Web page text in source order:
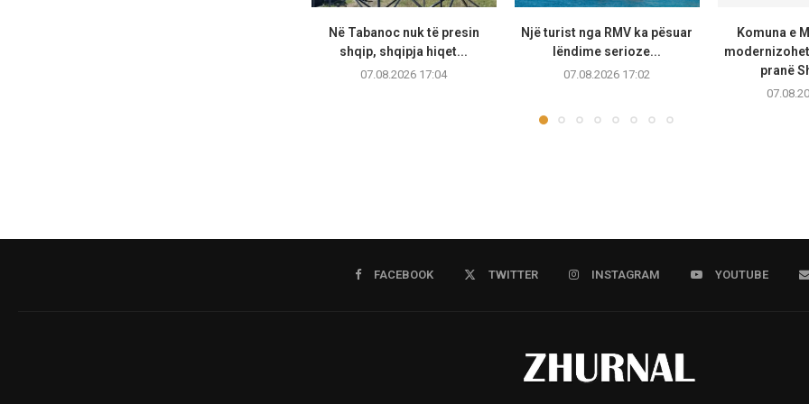
Në Tabanoc nuk të presin
shqip, shqipja hiqet...
07.08.2026 17:04
Një turist nga RMV ka pësuar
lëndime serioze...
07.08.2026 17:02
Komuna e
pranë
FACEBOOK TWITTER INSTAGRAM YOUTUBE